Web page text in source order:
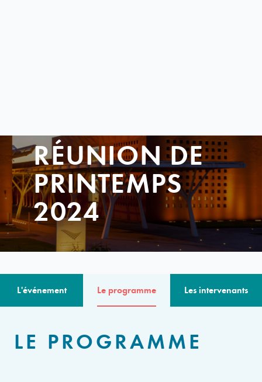
RÉUNION DE
PRINTEMPS
2024
L'événement Le programme Les intervenants
LE PROGRAMME